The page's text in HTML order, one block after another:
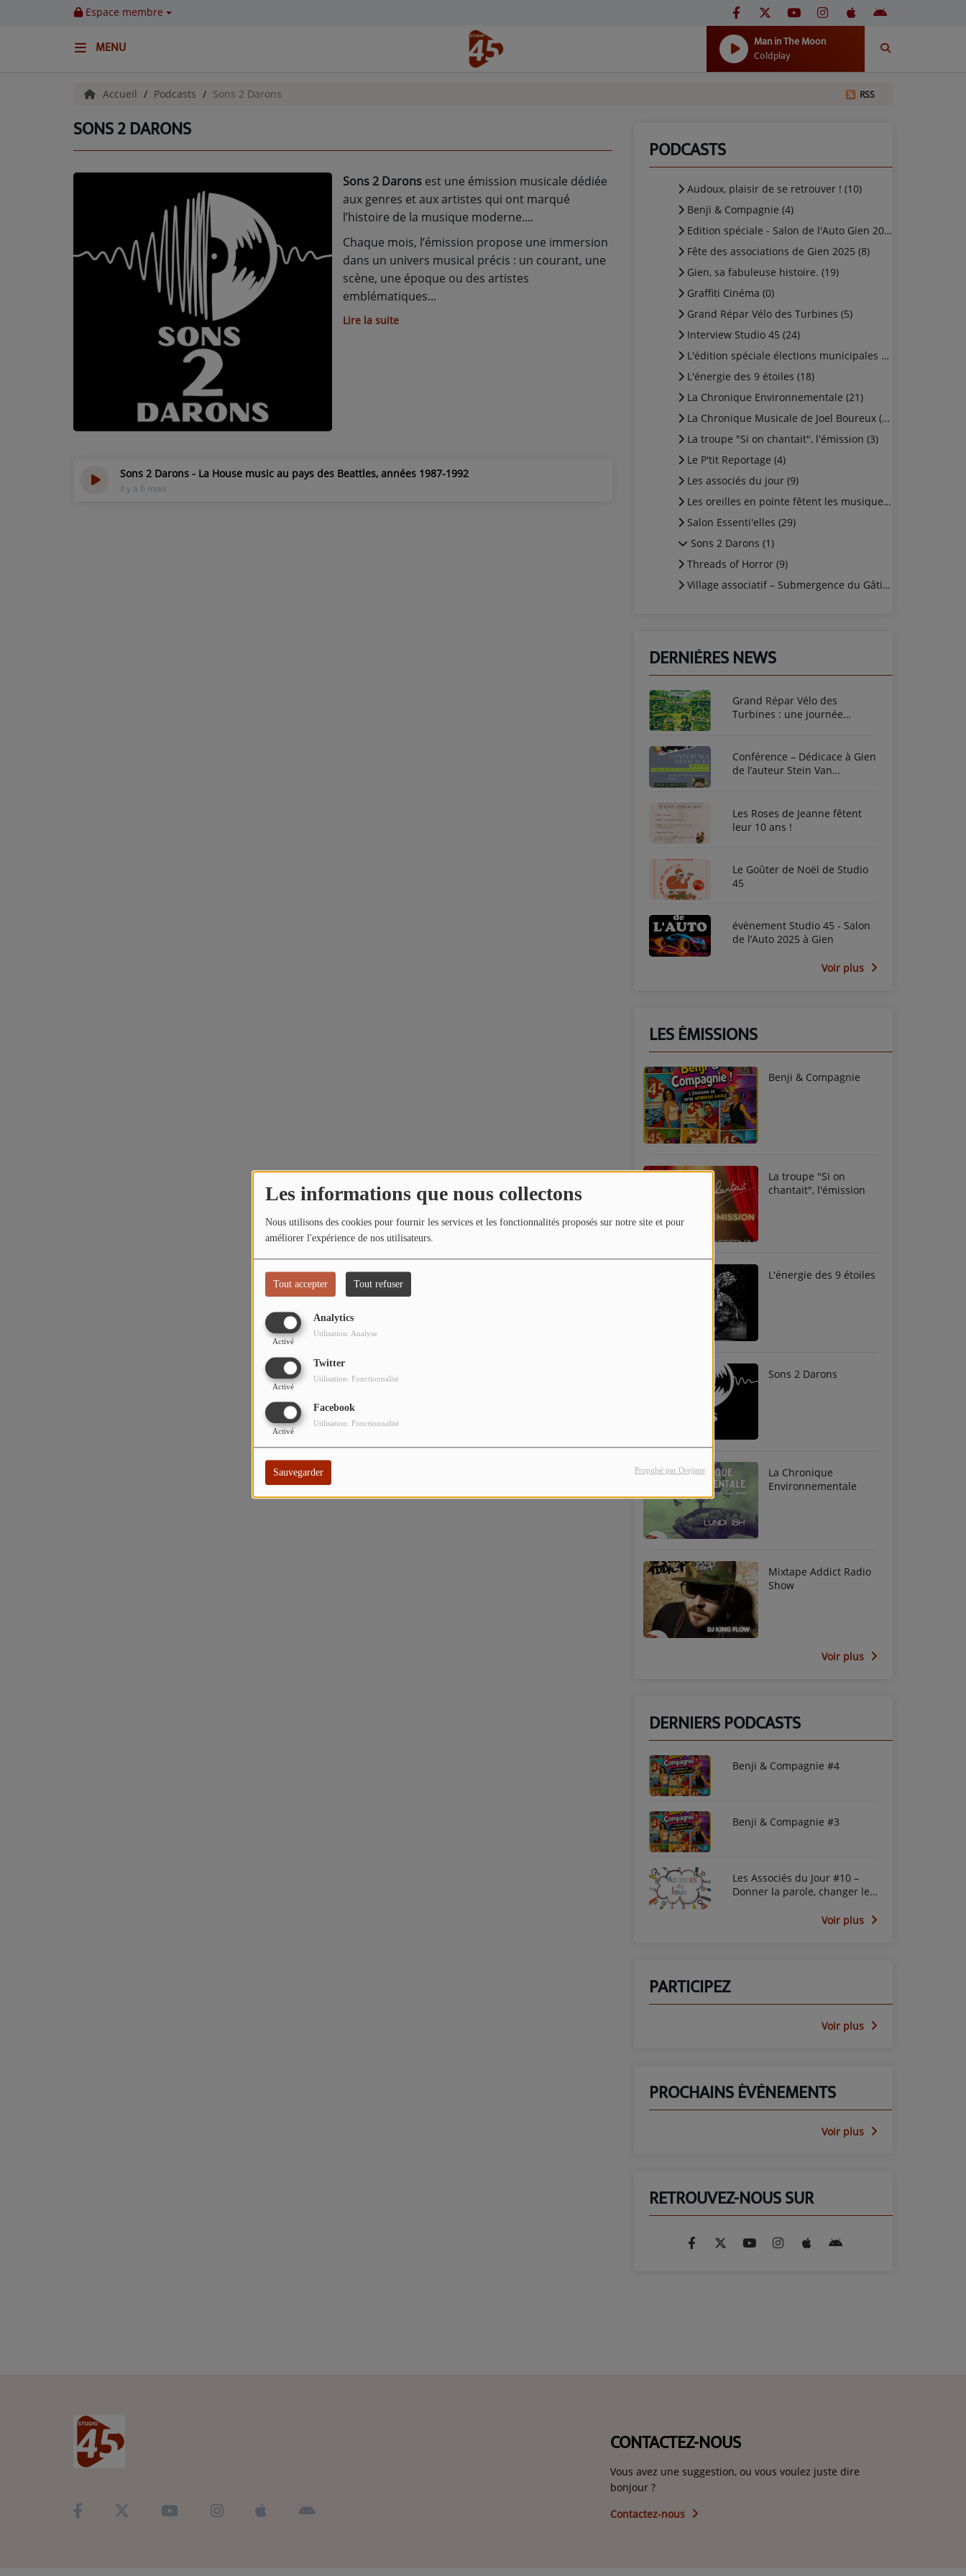
Les informations que nous collectons
Nous utilisons des cookies pour fournir les services et les fonctionnalités proposés sur notre site et pour
améliorer l'expérience de nos utilisateurs.
Tout accepter Tout refuser
Analytics
Activé
Utilisation: Analyse
Twitter
Activé
Utilisation: Fonctionnalité
Facebook
Activé
Utilisation: Fonctionnalité
Sauvegarder Propulsé par Orejime
Espace membre
MENU
Man in The Moon
Coldplay
LES ASSOCIÉS DU JOUR
LA CHRONIQUE ENVIRONNEMENTALE
"SI ON CHANTAIT", L'ÉMISSION
SONS 2 DARONS
Accueil Podcasts Sons 2 Darons RSS
SONS 2 DARONS
Sons 2 Darons est une émission musicale dédiée
aux genres et aux artistes qui ont marqué
l’histoire de la musique moderne.
Chaque mois, l’émission propose une immersion
dans un univers musical précis : un courant, une
scène, une époque ou des artistes
emblématiques
Lire la suite
Sons 2 Darons - La House music au pays des Beattles, années 1987-1992
il y a 6 mois
PODCASTS
Audoux, plaisir de se retrouver ! (10)
Benji & Compagnie (4)
Edition spéciale - Salon de l'Auto Gien 2025 (4)
Fête des associations de Gien 2025 (8)
Gien, sa fabuleuse histoire. (19)
Graffiti Cinéma (0)
Grand Répar Vélo des Turbines (5)
Interview Studio 45 (24)
L'édition spéciale élections municipales 2026 (5)
L'énergie des 9 étoiles (18)
La Chronique Environnementale (21)
La Chronique Musicale de Joel Boureux (12)
La troupe "Si on chantait", l'émission (3)
Le P'tit Reportage (4)
Les associés du jour (9)
Les oreilles en pointe fêtent les musiques ! (3)
Salon Essenti'elles (29)
Sons 2 Darons (1)
Threads of Horror (9)
Village associatif – Submergence du Gâtinais Libre (3)
DERNIÈRES NEWS
Grand Répar Vélo des
Turbines : une journée
Conférence – Dédicace à Gien
de l’auteur Stein Van
Les Roses de Jeanne fêtent
leur 10 ans !
Le Goûter de Noël de Studio
45
évènement Studio 45 - Salon
de l’Auto 2025 à Gien
Voir plus
LES ÉMISSIONS
Benji & Compagnie
La troupe "Si on
chantait", l'émission
L'énergie des 9 étoiles
Sons 2 Darons
La Chronique
Environnementale
Mixtape Addict Radio
Show
Voir plus
DERNIERS PODCASTS
Benji & Compagnie #4
Benji & Compagnie #3
Les Associés du Jour #10 –
Donner la parole, changer le
Voir plus
PARTICIPEZ
Voir plus
PROCHAINS ÉVÈNEMENTS
Voir plus
RETROUVEZ-NOUS SUR
CONTACTEZ-NOUS
Vous avez une suggestion, ou vous voulez juste dire
bonjour ?
Contactez-nous